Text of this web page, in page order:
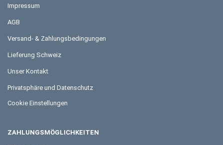
Impressum
AGB
Versand- & Zahlungsbedingungen
Lieferung Schweiz
Unser Kontakt
Privatsphäre und Datenschutz
Cookie Einstellungen
ZAHLUNGSMÖGLICHKEITEN